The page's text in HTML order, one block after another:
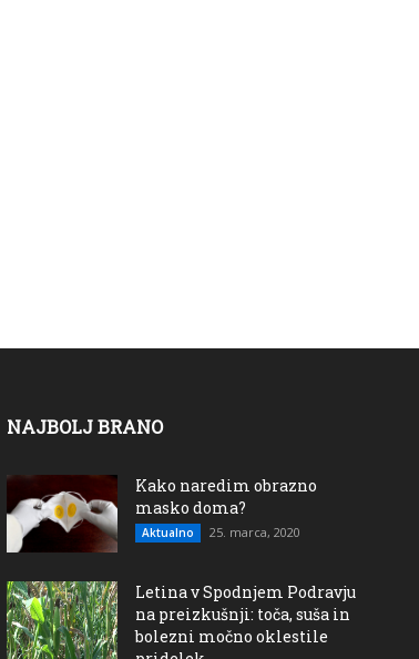
NAJBOLJ BRANO
Kako naredim obrazno
masko doma?
Aktualno 25. marca, 2020
Letina v Spodnjem Podravju
na preizkušnji: toča, suša in
bolezni močno oklestile